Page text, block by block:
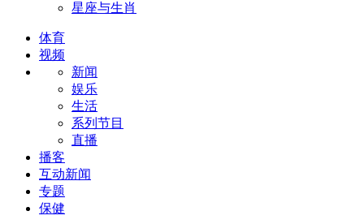
星座与生肖
体育
视频
新闻
娱乐
生活
系列节目
直播
播客
互动新闻
专题
保健